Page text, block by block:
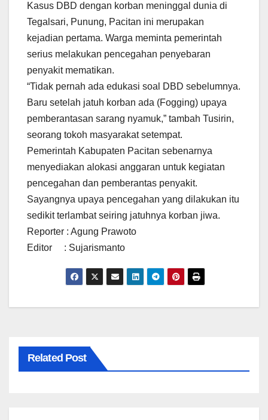
Kasus DBD dengan korban meninggal dunia di
Tegalsari, Punung, Pacitan ini merupakan
kejadian pertama. Warga meminta pemerintah
serius melakukan pencegahan penyebaran
penyakit mematikan.
“Tidak pernah ada edukasi soal DBD sebelumnya.
Baru setelah jatuh korban ada (Fogging) upaya
pemberantasan sarang nyamuk,” tambah Tusirin,
seorang tokoh masyarakat setempat.
Pemerintah Kabupaten Pacitan sebenarnya
menyediakan alokasi anggaran untuk kegiatan
pencegahan dan pemberantas penyakit.
Sayangnya upaya pencegahan yang dilakukan itu
sedikit terlambat seiring jatuhnya korban jiwa.
Reporter : Agung Prawoto
Editor : Sujarismanto
Related Post